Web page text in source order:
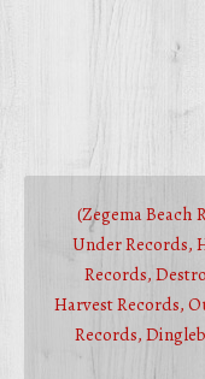
(Zegema Beach
Under Records,
Records,
Harvest Records,
Records,